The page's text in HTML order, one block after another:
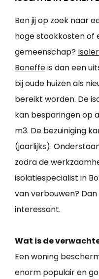
Ben jij op zoek naar
hoge stookkosten of
gemeenschap?
Boneffeis dan een
bij oude huizen als
bereikt worden. De
kan besparingen op
m3. De bezuiniging
(jaarlijks).
zodra de
isolatiespecialist in
van verbouwen?
interessant.
Wat is de
Een woning
enorm populair en